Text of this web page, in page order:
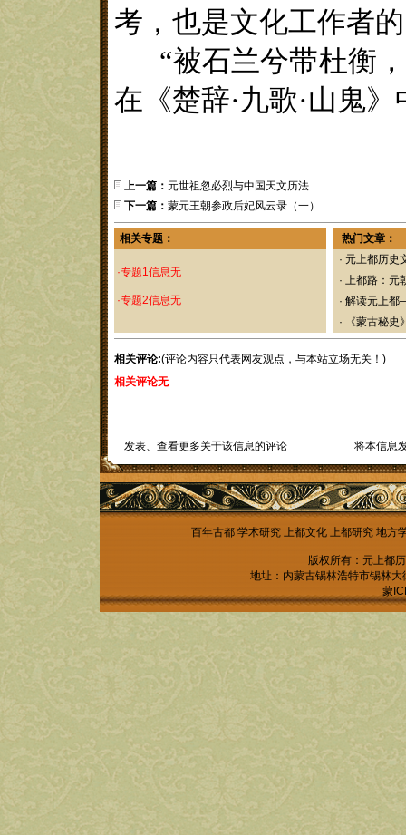
考 ，也是文化工作者
“被石兰兮带杜衡
在 《楚辞·九歌·山鬼》
上一篇： 元世祖忽必烈与中国天文历法
下一篇： 蒙元王朝参政后妃风云录（一）
相关专题：
·专题1信息无
·专题2信息无
热门文章：
· 元上都历史
· 上都路：元
· 解读元上都
·
《蒙古秘
相关评论:(评论内容只代表网友观点，与本站立场无关！)
相关评论无
发表、查看更多关于该信息的评论 将本信息
百年古都 学术研究 上都文化 上都研究 地方
版权所有：元上都
地址：内蒙古锡林浩特市锡林
蒙